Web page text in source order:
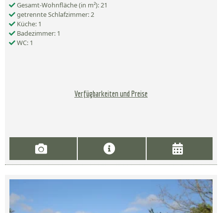
Gesamt-Wohnfläche (in m²): 21
getrennte Schlafzimmer: 2
Küche: 1
Badezimmer: 1
WC: 1
Verfügbarkeiten und Preise